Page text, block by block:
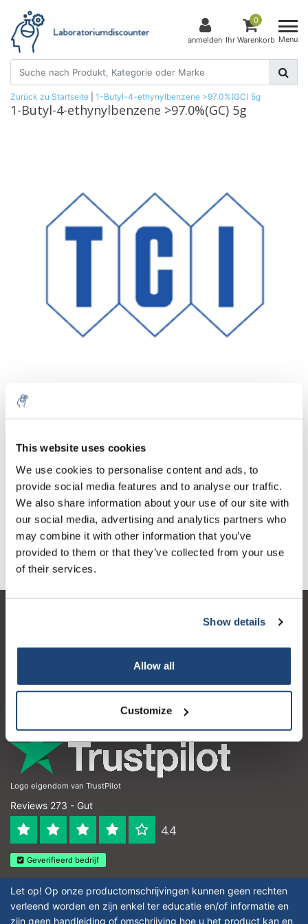
This website uses cookies
We use cookies to personalise content and ads, to
provide social media features and to analyse our traffic.
We also share information about your use of our site with
our social media, advertising and analytics partners who
may combine it with other information that you’ve
provided to them or that they’ve collected from your use
of their services.
Show details
Allow all
Customize
anmelden
0
Ihr Warenkorb Menu
Zurück zu Startseite 1-Butyl-4-ethynylbenzene >97.0%(GC) 5g
1-Butyl-4-ethynylbenzene >97.0%(GC) 5g
1 Stück exkl. MwSt.
€56,77
Inkl. MwSt.
Zum Warenkorb hinzufügen
Informationen
Mein Konto
Logo eigendom van TrustPilot
Reviews 273 - Gut
4.4
Geverifieerd bedrijf
Let op! Op onze productomschrijvingen kunnen geen rechten
verleend worden en zijn enkel ter educatie en/of informatie en
zijn geen handleiding of omschrijving hoe u het product kan en